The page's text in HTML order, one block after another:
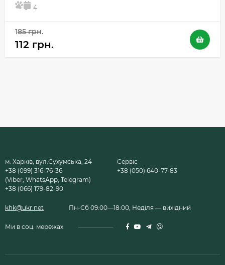
5 4
185 грн.
112 грн.
м. Харків, вул.Сухумська, 24
+38 (099) 316-76-36
(Viber, WhatsApp, Telegram)
+38 (066) 179-82-90
Сервіс
+38 (050) 640-77-83
khk@ukr.net Пн-Сб 09:00—18:00, Неділя — вихідний
Ми в соц. мережах